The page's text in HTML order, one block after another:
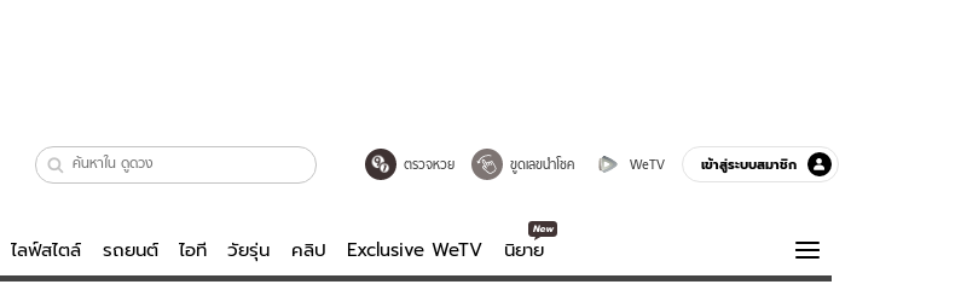
ตรวจหวย ขูดเลขนำโชค WeTV เข้าสู่ระบบสมาชิก
ไลฟ์สไตล์ รถยนต์ ไอที วัยรุ่น คลิป Exclusive WeTV นิยาย